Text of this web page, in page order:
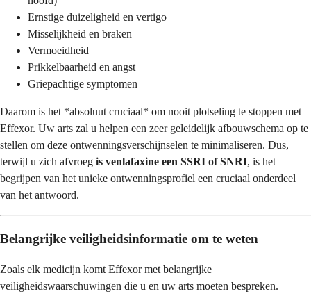
Ernstige duizeligheid en vertigo
Misselijkheid en braken
Vermoeidheid
Prikkelbaarheid en angst
Griepachtige symptomen
Daarom is het *absoluut cruciaal* om nooit plotseling te stoppen met
Effexor. Uw arts zal u helpen een zeer geleidelijk afbouwschema op te
stellen om deze ontwenningsverschijnselen te minimaliseren. Dus,
terwijl u zich afvroeg is venlafaxine een SSRI of SNRI, is het
begrijpen van het unieke ontwenningsprofiel een cruciaal onderdeel
van het antwoord.
Belangrijke veiligheidsinformatie om te weten
Zoals elk medicijn komt Effexor met belangrijke
veiligheidswaarschuwingen die u en uw arts moeten bespreken.